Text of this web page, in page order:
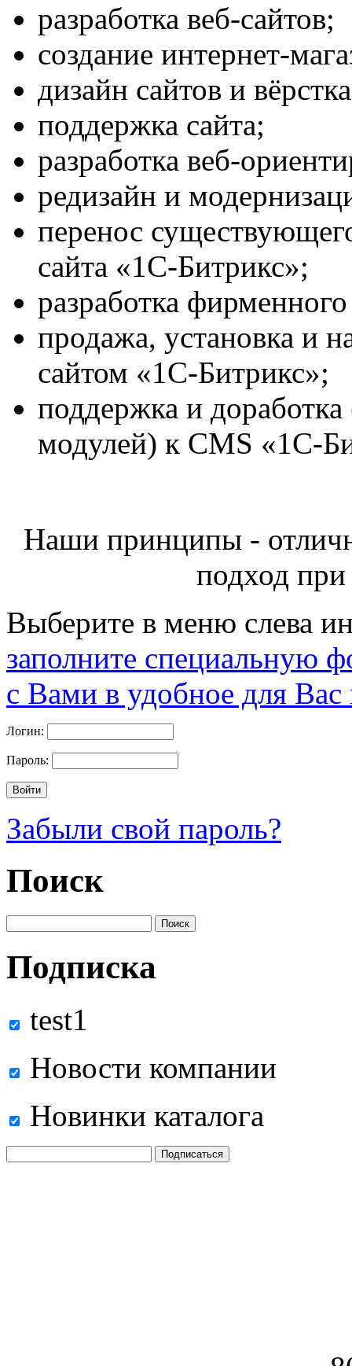
разработка веб-сайтов;
создание интернет-
дизайн сайтов и
поддержка сайта;
разработка веб-
редизайн и
перенос
сайта «1С-Битрикс»;
разработка
продажа, установка и
сайтом «1С-Битрикс»;
поддержка и
модулей) к CMS «1С-
Наши принципы -
подход
Выберите в меню слева
заполните специальную
с Вами в удобное для Вас
Логин:
Пароль:
Забыли свой пароль?
Поиск
Подписка
test1
Новости компании
Новинки каталога